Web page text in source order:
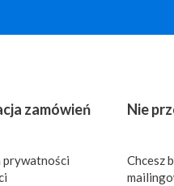
zamówień Nie
Chcesz